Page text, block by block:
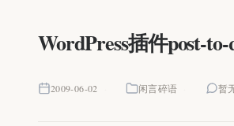
WordPress插件post-to-
2009-06-02 闲言碎语 暂